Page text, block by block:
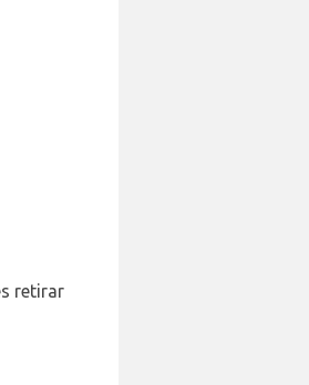
retirar